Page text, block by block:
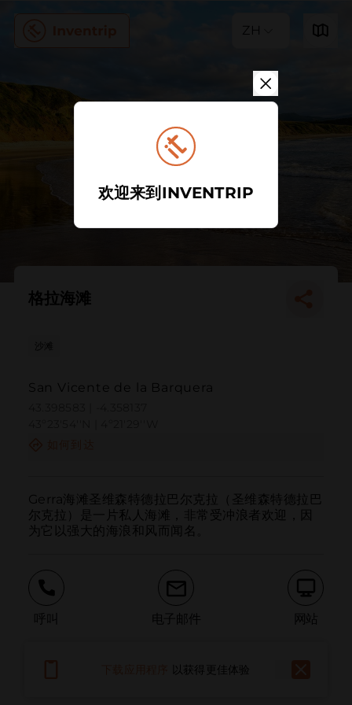
ZH
格拉海滩
沙滩
San Vicente de la Barquera
Gerra海滩圣维森特德拉巴尔克拉（圣维森特德拉巴
尔克拉）是一片私人海滩，非常受冲浪者欢迎，因
为它以强大的海浪和风而闻名。
呼叫 电子邮件 网站
以获得更佳体验
欢迎来到INVENTRIP